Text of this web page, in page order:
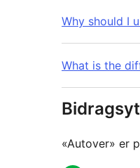
Why should I
What is the
«Autover» er